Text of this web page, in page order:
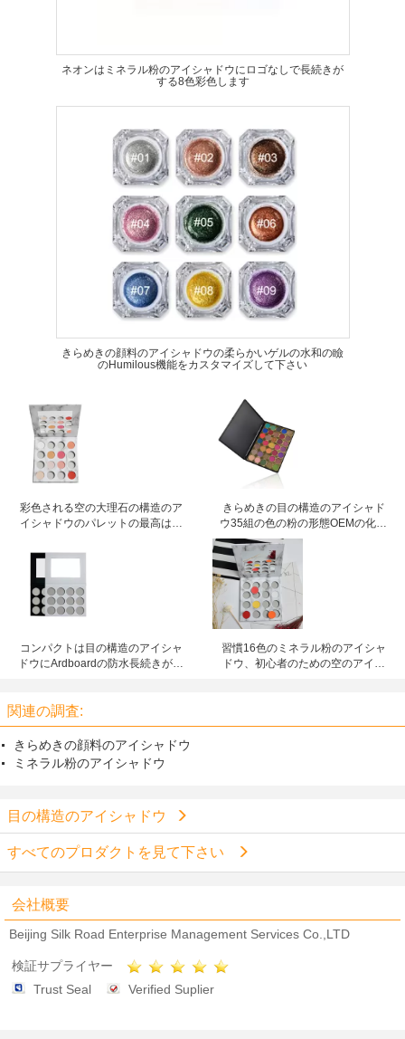
ネオンはミネラル粉のアイシャドウにロゴなしで長続きが
する8色彩色します
きらめきの顔料のアイシャドウの柔らかいゲルの水和の瞼
のHumilous機能をカスタマイズして下さい
彩色される空の大理石の構造のア
イシャドウのパレットの最高はあ
きらめきの目の構造のアイシャド
ウ35組の色の粉の形態OEMの化粧
品の構造セット
コンパクトは目の構造のアイシャ
ドウにArdboardの防水長続きがす
習慣16色のミネラル粉のアイシャ
ドウ、初心者のための空のアイシ
関連の調査:
きらめきの顔料のアイシャドウ
ミネラル粉のアイシャドウ
目の構造のアイシャドウ
すべてのプロダクトを見て下さい
会社概要
Beijing Silk Road Enterprise Management Services Co.,LTD
検証サプライヤー
Trust Seal
Verified Suplier